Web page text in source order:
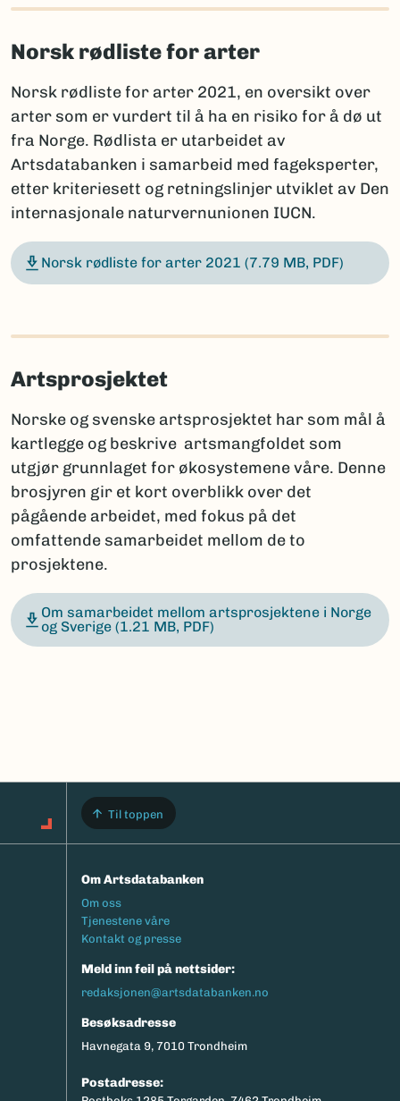
Norsk rødliste for arter
Norsk rødliste for arter 2021, en oversikt over
arter som er vurdert til å ha en risiko for å dø ut
fra Norge. Rødlista er utarbeidet av
Artsdatabanken i samarbeid med fageksperter,
etter kriteriesett og retningslinjer utviklet av Den
internasjonale naturvernunionen IUCN.
Norsk rødliste for arter 2021 (7.79 MB, PDF)
Artsprosjektet
Norske og svenske artsprosjektet har som mål å
kartlegge og beskrive artsmangfoldet som
utgjør grunnlaget for økosystemene våre. Denne
brosjyren gir et kort overblikk over det
pågående arbeidet, med fokus på det
omfattende samarbeidet mellom de to
prosjektene.
Om samarbeidet mellom artsprosjektene i Norge
og Sverige (1.21 MB, PDF)
Til toppen
Om Artsdatabanken
Footermeny
Om oss
Tjenestene våre
Kontakt og presse
Meld inn feil på nettsider:
redaksjonen@artsdatabanken.no
Besøksadresse
Havnegata 9, 7010 Trondheim
Postadresse: